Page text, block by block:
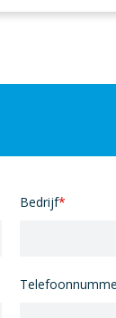
Bedrijf*